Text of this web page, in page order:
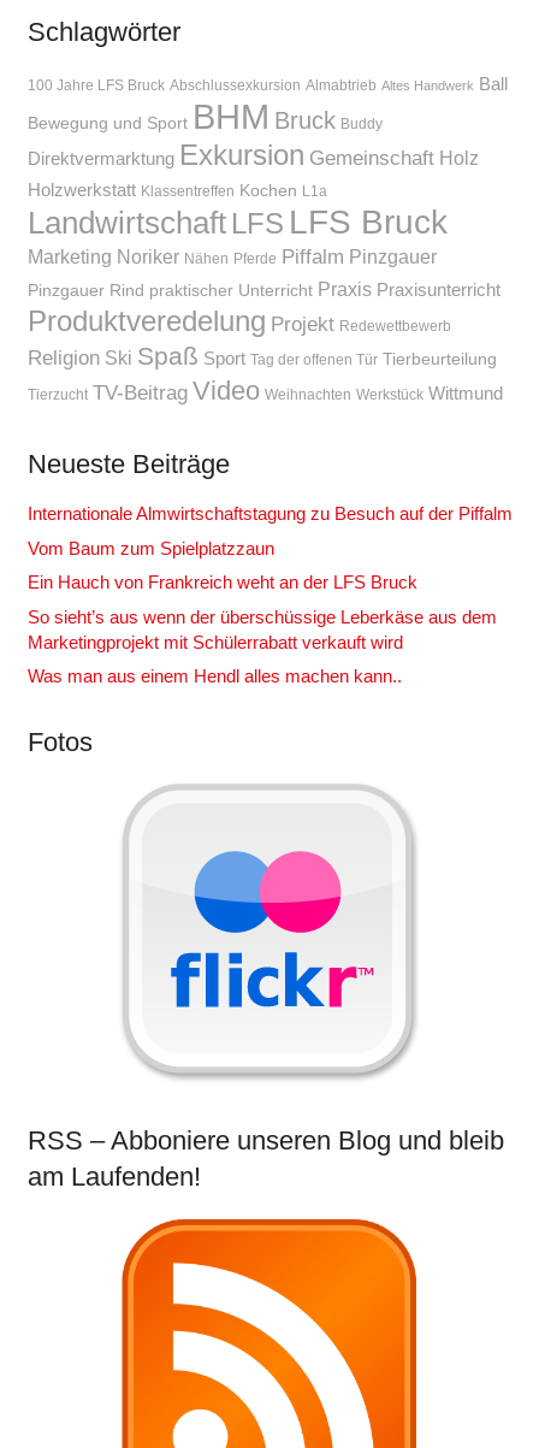
Schlagwörter
100 Jahre LFS Bruck Abschlussexkursion Almabtrieb Altes Handwerk Ball
Bewegung und Sport BHM Bruck Buddy
Direktvermarktung Exkursion Gemeinschaft Holz
Holzwerkstatt Klassentreffen Kochen L1a
Landwirtschaft LFS LFS Bruck
Marketing Noriker Nähen Pferde Piffalm Pinzgauer
Pinzgauer Rind praktischer Unterricht Praxis Praxisunterricht
Produktveredelung Projekt Redewettbewerb
Religion Ski Spaß Sport Tag der offenen Tür Tierbeurteilung
Tierzucht TV-Beitrag Video Weihnachten Werkstück Wittmund
Neueste Beiträge
Internationale Almwirtschaftstagung zu Besuch auf der Piffalm
Vom Baum zum Spielplatzzaun
Ein Hauch von Frankreich weht an der LFS Bruck
So sieht’s aus wenn der überschüssige Leberkäse aus dem
Marketingprojekt mit Schülerrabatt verkauft wird
Was man aus einem Hendl alles machen kann..
Fotos
RSS – Abboniere unseren Blog und bleib
am Laufenden!